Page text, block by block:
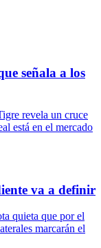
señala a los
revela un cruce
está en el mercado
va a definir
quieta que por el
marcarán el